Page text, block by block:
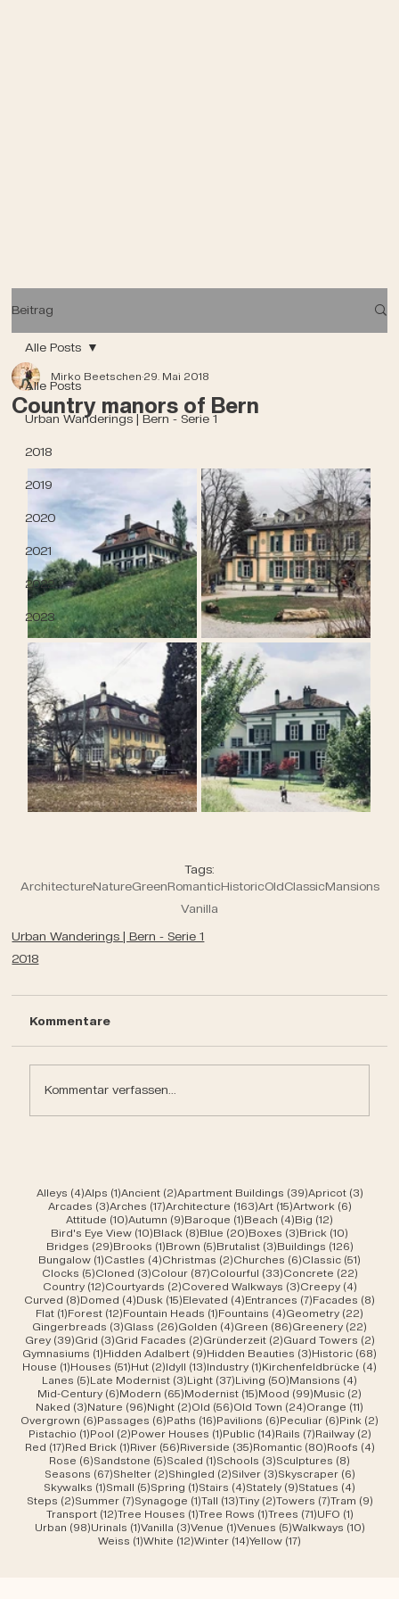
Beitrag
Alle Posts
Urban Wanderings | Bern - Serie 1
2018
2019
2020
2021
2022
2023
Alle Posts
Country manors of Bern
Mirko Beetschen29. Mai 2018
Tags:
ArchitectureNatureGreenRomanticHistoricOldClassicMansions
Vanilla
Urban Wanderings | Bern - Serie 1
2018
Kommentare
Kommentar verfassen...
Alleys (4)4 Beiträge
Alps (1)1 Beitrag
Ancient (2)2 Beiträge
Apartment Buildings (39)39 Beiträge
Apricot (3)3
Arcades (3)3 Beiträge
Arches (17)17 Beiträge
Architecture (163)163 Beiträge
Art (15)15 Beiträge
Artwork (6)6
Attitude (10)10 Beiträge
Autumn (9)9 Beiträge
Baroque (1)1 Beitrag
Beach (4)4 Beiträge
Big (12)
Bird's Eye View (10)10 Beiträge
Black (8)8 Beiträge
Blue (20)20 Beiträge
Boxes (3)3 Beiträge
Brick (10)
Bridges (29)29 Beiträge
Brooks (1)1 Beitrag
Brown (5)5 Beiträge
Brutalist (3)3 Beiträge
Buildings (126)126
Bungalow (1)1 Beitrag
Castles (4)4 Beiträge
Christmas (2)2 Beiträge
Churches (6)6 Beiträge
Classic (51)
Clocks (5)5 Beiträge
Cloned (3)3 Beiträge
Colour (87)87 Beiträge
Colourful (33)33 Beiträge
Concrete (22)22
Country (12)12 Beiträge
Courtyards (2)2 Beiträge
Covered Walkways (3)3 Beiträge
Creepy (4)4
Curved (8)8 Beiträge
Domed (4)4 Beiträge
Dusk (15)15 Beiträge
Elevated (4)4 Beiträge
Entrances (7)7 Beiträge
Facades (8)
Flat (1)1 Beitrag
Forest (12)12 Beiträge
Fountain Heads (1)1 Beitrag
Fountains (4)4 Beiträge
Geometry (22)
Gingerbreads (3)3 Beiträge
Glass (26)26 Beiträge
Golden (4)4 Beiträge
Green (86)86 Beiträge
Greenery (22)
Grey (39)39 Beiträge
Grid (3)3 Beiträge
Grid Facades (2)2 Beiträge
Gründerzeit (2)2 Beiträge
Guard Towers (2)2
Gymnasiums (1)1 Beitrag
Hidden Adalbert (9)9 Beiträge
Hidden Beauties (3)3 Beiträge
Historic (68)
House (1)1 Beitrag
Houses (51)51 Beiträge
Hut (2)2 Beiträge
Idyll (13)13 Beiträge
Industry (1)1 Beitrag
Kirchenfeldbrücke (4)
Lanes (5)5 Beiträge
Late Modernist (3)3 Beiträge
Light (37)37 Beiträge
Living (50)50 Beiträge
Mansions (4)
Mid-Century (6)6 Beiträge
Modern (65)65 Beiträge
Modernist (15)15 Beiträge
Mood (99)99 Beiträge
Music (2)
Naked (3)3 Beiträge
Nature (96)96 Beiträge
Night (2)2 Beiträge
Old (56)56 Beiträge
Old Town (24)24 Beiträge
Orange (11)
Overgrown (6)6 Beiträge
Passages (6)6 Beiträge
Paths (16)16 Beiträge
Pavilions (6)6 Beiträge
Peculiar (6)6 Beiträge
Pink (2)
Pistachio (1)1 Beitrag
Pool (2)2 Beiträge
Power Houses (1)1 Beitrag
Public (14)14 Beiträge
Rails (7)7 Beiträge
Railway (2)2
Red (17)17 Beiträge
Red Brick (1)1 Beitrag
River (56)56 Beiträge
Riverside (35)35 Beiträge
Romantic (80)80 Beiträge
Roofs (4)4
Rose (6)6 Beiträge
Sandstone (5)5 Beiträge
Scaled (1)1 Beitrag
Schools (3)3 Beiträge
Sculptures (8)
Seasons (67)67 Beiträge
Shelter (2)2 Beiträge
Shingled (2)2 Beiträge
Silver (3)3 Beiträge
Skyscraper (6)6
Skywalks (1)1 Beitrag
Small (5)5 Beiträge
Spring (1)1 Beitrag
Stairs (4)4 Beiträge
Stately (9)9 Beiträge
Statues (4)
Steps (2)2 Beiträge
Summer (7)7 Beiträge
Synagoge (1)1 Beitrag
Tall (13)13 Beiträge
Tiny (2)2 Beiträge
Towers (7)7 Beiträge
Tram (9)9
Transport (12)12 Beiträge
Tree Houses (1)1 Beitrag
Tree Rows (1)1 Beitrag
Trees (71)71 Beiträge
UFO (1)1 Beitrag
Urban (98)98 Beiträge
Urinals (1)1 Beitrag
Vanilla (3)3 Beiträge
Venue (1)1 Beitrag
Venues (5)5 Beiträge
Walkways (10)10
Weiss (1)1 Beitrag
White (12)12 Beiträge
Winter (14)14 Beiträge
Yellow (17)